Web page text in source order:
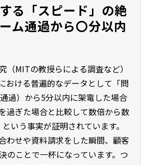
る「スピード」の絶
ム通過から〇分以内
（MITの教授らによる調査など）
おける普遍的なデータとして「問
過）から5分以内に架電した場合
過ぎた場合と比較して数倍から数
いう事実が証明されています。
わせや資料請求をした瞬間、顧客
のことで一杯になっています。つ